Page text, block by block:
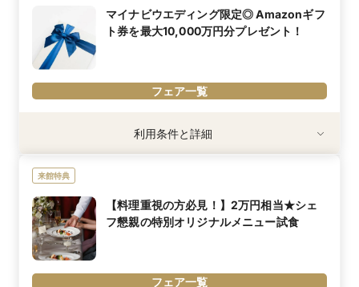
揃ってフェアイベントに最後まで参加された方。
【3大特典】T&G WEDDING店舗で成約された方のみ。詳しくは店
舗スタッフへご確認を。
内容詳細
☆条件クリアで全員対象！マイナビのカップル応援キャンペーン
×T&G WEDDINGコラボ特典☆
など楽しめるフェアを多数開催。
カップル応援キャンペーンに応募したおふたりは「来館＆成約で最
大85,000円分電子マネー」＋T&G WEDDINGなら来館で
「Amazonギフト＋成約でボーナス特典」をプレゼント
※カップル応援キャンペーンはマイナビウエディングの特典です。
式場でのお渡しはございません。詳細は2026年8-10月度カップル
応援キャンペーンページ応募条件をご確認ください。
※「マイナビ限定特典」は、マイナビウエディング経由で会場の見
学・フェア参加予約やお問い合わせをしていただいた場合にのみ適
用されます。
マイナビウエディング限定◎ Amazonギフ
ト券を最大10,000万円分プレゼント！
フェア一覧
内容詳細
マイナビウエディングよりご予約・ご来館の方に、もれなく
Amazonギフト3,000円分プレゼント！さらに当館が見学1件目の場
合には、Amazonギフトか自店舗レストランチケットのいずれかを
10,000円分にランクアップしてプレゼントいたします！
※「マイナビ限定特典」は、マイナビウエディング経由で会場の見
学・フェア参加予約やお問い合わせをしていただいた場合にのみ適
利用条件と詳細
来館特典
【料理重視の方必見！】2万円相当★シェ
フ懇親の特別オリジナルメニュー試食
フェア一覧